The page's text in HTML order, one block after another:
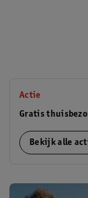
Actie
Gratis
Bekijk alle